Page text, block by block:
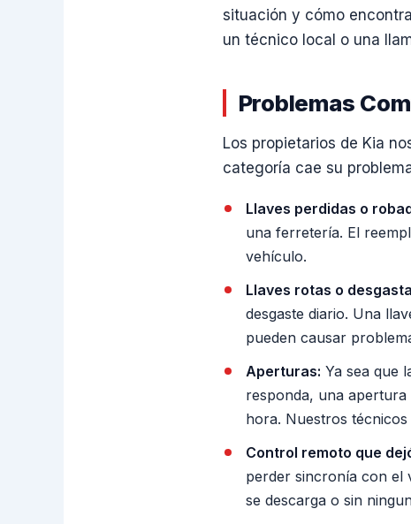
situación y cómo
un técnico local o una
Problemas
Los propietarios de Kia
categoría cae su
Llaves perdidas o
una ferretería. El
vehículo.
Llaves rotas o
desgaste diario. Una
pueden causar
Aperturas: Ya sea que
responda, una apertura
hora. Nuestros
Control remoto que
perder sincronía con el
se descarga o sin